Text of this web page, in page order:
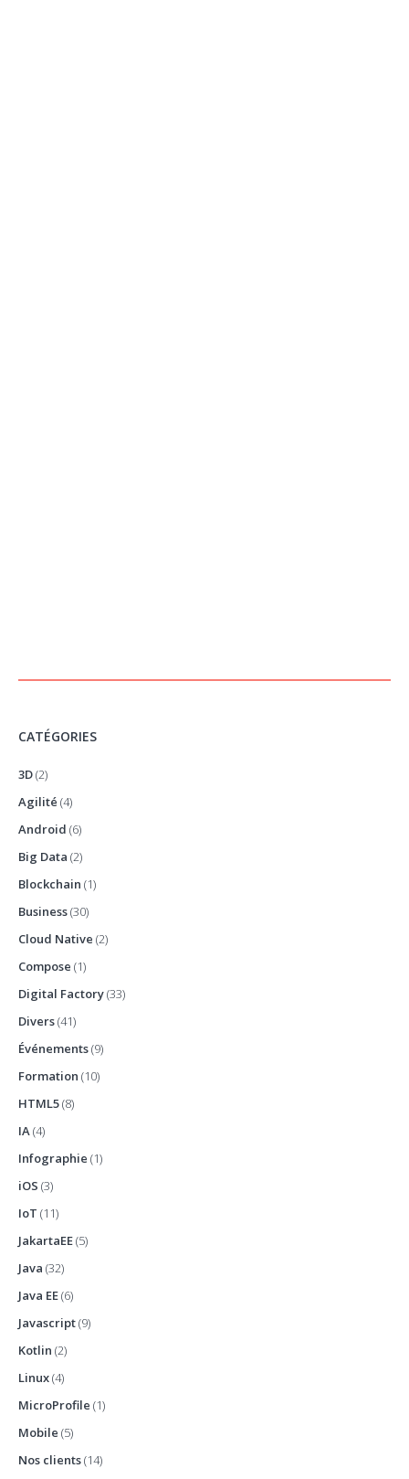
CATÉGORIES
3D(2)
Agilité (4)
Android (6)
Big Data (2)
Blockchain (1)
Business(30)
Cloud Native (2)
Compose (1)
Digital Factory(33)
Divers(41)
Événements(9)
Formation (10)
HTML5(8)
IA(4)
Infographie (1)
iOS (3)
IoT (11)
JakartaEE(5)
Java (32)
Java EE(6)
Javascript(9)
Kotlin (2)
Linux(4)
MicroProfile (1)
Mobile (5)
Nos clients(14)